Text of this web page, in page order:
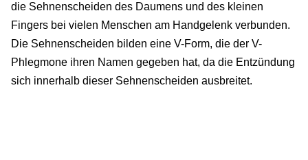
die Sehnenscheiden des Daumens und des kleinen
Fingers bei vielen Menschen am Handgelenk verbunden.
Die Sehnenscheiden bilden eine V-Form, die der V-
Phlegmone ihren Namen gegeben hat, da die Entzündung
sich innerhalb dieser Sehnenscheiden ausbreitet.